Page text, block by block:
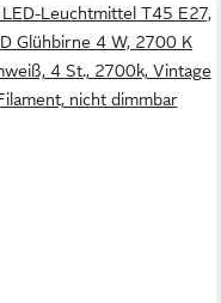
Leuchtmittel T45 E27,
Glühbirne 4 W, 2700 K
4 St., 2700k, Vintage
nicht dimmbar